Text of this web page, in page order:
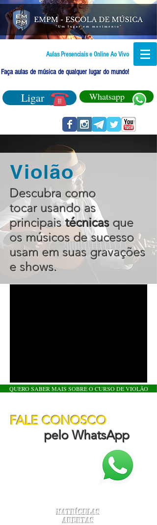
Aulas Presenciais e Online Ao Vivo
Faça aulas de música de qualquer lugar do mundo!
Ligar Whatsapp
Violão
Descubra como
tocar usando as
principaistécnicas que
os músicos de sucesso
usam em suas gravações
e shows.
QUERO SABER MAIS SOBRE O CURSO DE VIOLÃO
FALE CONOSCO
pelo WhatsApp
Matrículas
Abertas